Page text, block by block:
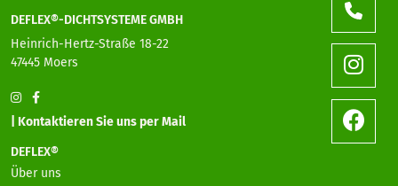
DEFLEX®-DICHTSYSTEME GMBH
Heinrich-Hertz-Straße 18-22
47445 Moers
| Kontaktieren Sie uns per Mail
DEFLEX®
Über uns